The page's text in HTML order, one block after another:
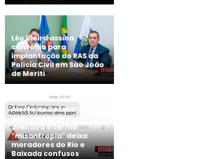
Léo Vieira assina
convênio para
implantação do RAS da
Polícia Civil em São João
de Meriti
Alerta da Defesa Civil
com mensagem
ofensiva e termo
"misantropia" deixa
moradores do Rio e
Baixada confusos